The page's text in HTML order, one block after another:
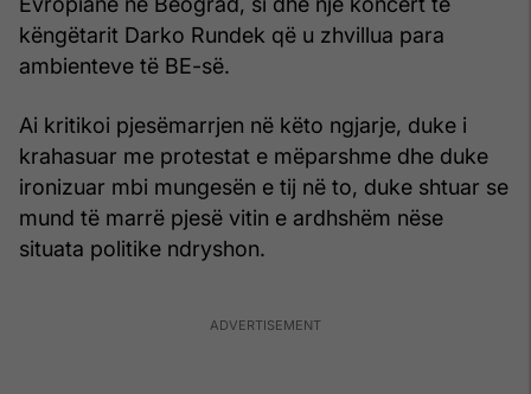
këngëtarit Darko Rundek që u zhvillua para
ambienteve të BE-së.
Ai kritikoi pjesëmarrjen në këto ngjarje, duke i
krahasuar me protestat e mëparshme dhe duke
ironizuar mbi mungesën e tij në to, duke shtuar se
mund të marrë pjesë vitin e ardhshëm nëse
situata politike ndryshon.